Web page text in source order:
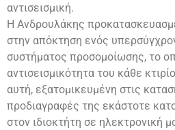
αντισεισμική.
Η Ανδρουλάκης
στην απόκτηση ενός
συστήματος προσομοίωσης, το
αντισεισμικότητα του κάθε
αυτή, εξατομικευμένη στις
προδιαγραφές της εκάστοτε
στον ιδιοκτήτη σε ηλεκτρονική